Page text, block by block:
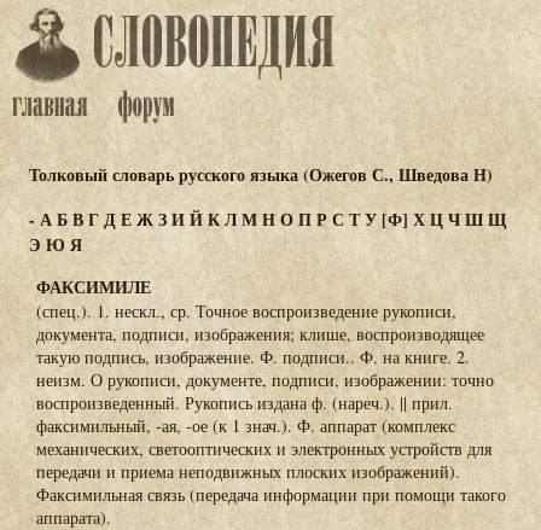
Толковый словарь русского языка (Ожегов С., Шведова Н)
-АБВГДЕЖЗИЙКЛМНОПР СТУ [Ф] ХЦЧШЩ
Э Ю Я
ФАКСИМИЛЕ
(спец.). 1. нескл., ср. Точное воспроизведение рукописи,
документа, подписи, изображения; клише, воспроизводящее
такую подпись, изображение. Ф. подписи.. Ф. на книге. 2.
неизм. О рукописи, документе, подписи, изображении: точно
воспроизведенный. Рукопись издана ф. (нареч.). || прил.
факсимильный, -ая, -ое (к 1 знач.). Ф. аппарат (комплекс
механических, светооптических и электронных устройств для
передачи и приема неподвижных плоских изображений).
Факсимильная связь (передача информации при помощи такого
аппарата).